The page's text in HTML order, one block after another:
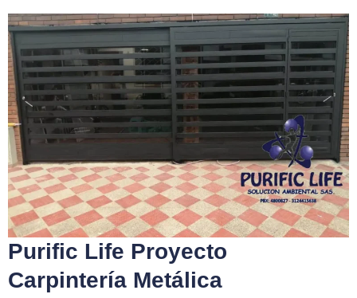
Purific Life Proyecto
Carpintería Metálica